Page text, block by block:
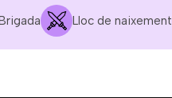
Brigada Lloc de naixement